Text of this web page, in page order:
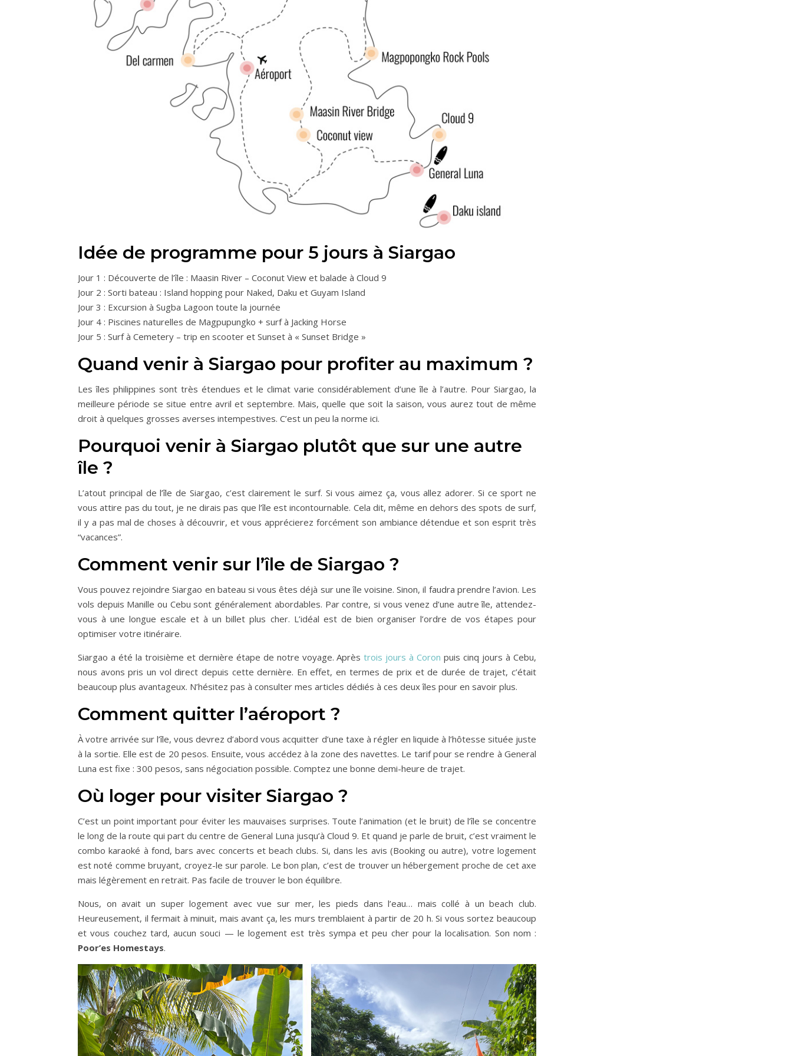
Idée de programme pour 5 jours à Siargao
Jour 1 : Découverte de l’île : Maasin River – Coconut View et balade à Cloud 9
Jour 2 : Sorti bateau : Island hopping pour Naked, Daku et Guyam Island
Jour 3 : Excursion à Sugba Lagoon toute la journée
Jour 4 : Piscines naturelles de Magpupungko + surf à Jacking Horse
Jour 5 : Surf à Cemetery – trip en scooter et Sunset à « Sunset Bridge »
Quand venir à Siargao pour profiter au maximum ?
Les îles philippines sont très étendues et le climat varie considérablement d’une île à l’autre. Pour Siargao, la
meilleure période se situe entre avril et septembre. Mais, quelle que soit la saison, vous aurez tout de même
droit à quelques grosses averses intempestives. C’est un peu la norme ici.
Pourquoi venir à Siargao plutôt que sur une autre
île ?
L’atout principal de l’île de Siargao, c’est clairement le surf. Si vous aimez ça, vous allez adorer. Si ce sport ne
vous attire pas du tout, je ne dirais pas que l’île est incontournable. Cela dit, même en dehors des spots de surf,
il y a pas mal de choses à découvrir, et vous apprécierez forcément son ambiance détendue et son esprit très
“vacances”.
Comment venir sur l’île de Siargao ?
Vous pouvez rejoindre Siargao en bateau si vous êtes déjà sur une île voisine. Sinon, il faudra prendre l’avion. Les
vols depuis Manille ou Cebu sont généralement abordables. Par contre, si vous venez d’une autre île, attendez-
vous à une longue escale et à un billet plus cher. L’idéal est de bien organiser l’ordre de vos étapes pour
optimiser votre itinéraire.
Siargao a été la troisième et dernière étape de notre voyage. Aprèstrois jours à Coron puis cinq jours à Cebu,
nous avons pris un vol direct depuis cette dernière. En effet, en termes de prix et de durée de trajet, c’était
beaucoup plus avantageux. N’hésitez pas à consulter mes articles dédiés à ces deux îles pour en savoir plus.
Comment quitter l’aéroport ?
À votre arrivée sur l’île, vous devrez d’abord vous acquitter d’une taxe à régler en liquide à l’hôtesse située juste
à la sortie. Elle est de 20 pesos. Ensuite, vous accédez à la zone des navettes. Le tarif pour se rendre à General
Luna est fixe : 300 pesos, sans négociation possible. Comptez une bonne demi-heure de trajet.
Où loger pour visiter Siargao ?
C’est un point important pour éviter les mauvaises surprises. Toute l’animation (et le bruit) de l’île se concentre
le long de la route qui part du centre de General Luna jusqu’à Cloud 9. Et quand je parle de bruit, c’est vraiment le
combo karaoké à fond, bars avec concerts et beach clubs. Si, dans les avis (Booking ou autre), votre logement
est noté comme bruyant, croyez-le sur parole. Le bon plan, c’est de trouver un hébergement proche de cet axe
mais légèrement en retrait. Pas facile de trouver le bon équilibre.
Nous, on avait un super logement avec vue sur mer, les pieds dans l’eau… mais collé à un beach club.
Heureusement, il fermait à minuit, mais avant ça, les murs tremblaient à partir de 20 h. Si vous sortez beaucoup
et vous couchez tard, aucun souci — le logement est très sympa et peu cher pour la localisation. Son nom :
Poor’es Homestays.